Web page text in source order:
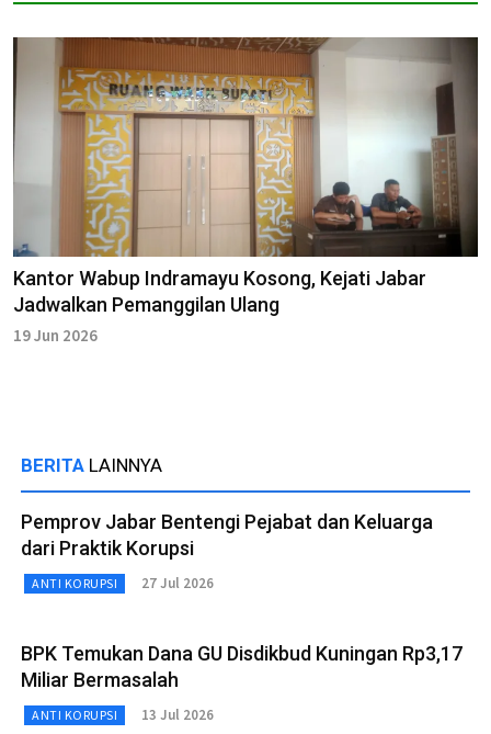
Kantor Wabup Indramayu Kosong, Kejati Jabar
Jadwalkan Pemanggilan Ulang
19 Jun 2026
BERITA LAINNYA
Pemprov Jabar Bentengi Pejabat dan Keluarga
dari Praktik Korupsi
ANTI KORUPSI 27 Jul 2026
BPK Temukan Dana GU Disdikbud Kuningan Rp3,17
Miliar Bermasalah
ANTI KORUPSI 13 Jul 2026